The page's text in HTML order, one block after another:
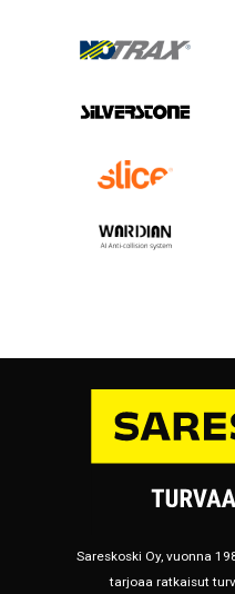
Sareskoski Oy, vuonna
tarjoaa ratkaisut